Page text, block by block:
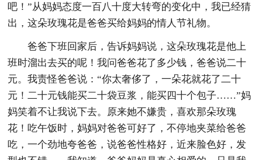
吧！”从妈妈态度一百八十度大转弯的变化中，我已经猜
出，这朵玫瑰花是爸爸买给妈妈的情人节礼物。
爸爸下班回家后，告诉妈妈说，这朵玫瑰花是他上
班时溜出去买的呢！我问爸爸花了多少钱，爸爸说二十
元。我责怪爸爸说：“你太奢侈了，一朵花就花了二十
元！二十元钱能买二十袋豆浆，能买四十个包子……”妈
妈笑着不让我说下去。原来她不嫌贵，喜欢那朵玫瑰
花！吃午饭时，妈妈对爸爸可好了，不停地夹菜给爸爸
吃，一个劲地夸爸爸，说爸爸性格好，近来脸色好，发